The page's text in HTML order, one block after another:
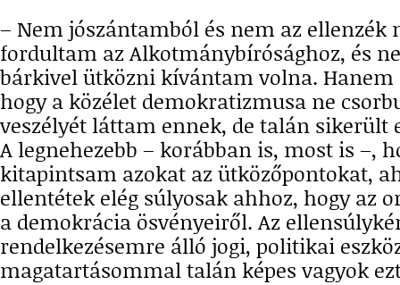
– Nem jószántamból és nem az ellenzék
fordultam az Alkotmánybírósághoz, és
bárkivel ütközni kívántam volna. Hanem
hogy a közélet demokratizmusa ne
veszélyét láttam ennek, de talán sikerült
A legnehezebb – korábban is, most is –,
kitapintsam azokat az ütközőpontokat,
ellentétek elég súlyosak ahhoz, hogy az
a demokrácia ösvényeiről. Az
rendelkezésemre álló jogi, politikai
magatartásommal talán képes vagyok